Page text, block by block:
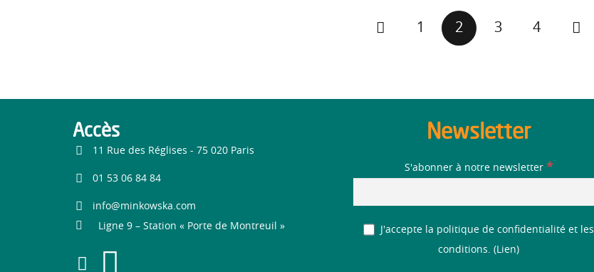
1 2 3 4
Accès
11 Rue des Réglises - 75 020 Paris
01 53 06 84 84
info@minkowska.com
Ligne 9 – Station « Porte de Montreuil »
Newsletter
S'abonner à notre newsletter *
J'accepte la politique de confidentialité et les
conditions. ( Lien)